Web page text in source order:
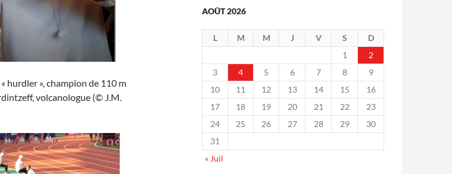
hurdler », champion de 110 m
volcanologue (© J.M.
AOÛT 2026
L M M J V S
D
1
2
3
4 5 6 7 8
9
10
11 12 13 14 15
16
17
18 19 20 21 22
23
24
25 26 27 28 29
30
31
« Juil